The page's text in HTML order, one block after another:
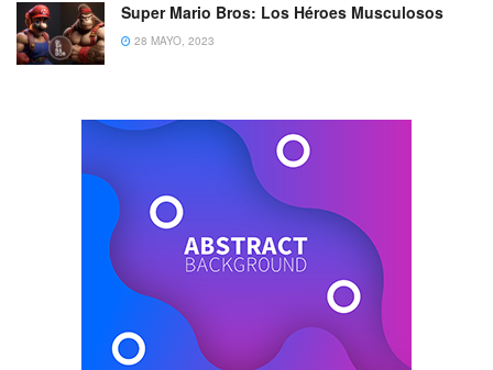
Super Mario Bros: Los Héroes Musculosos
28 MAYO, 2023